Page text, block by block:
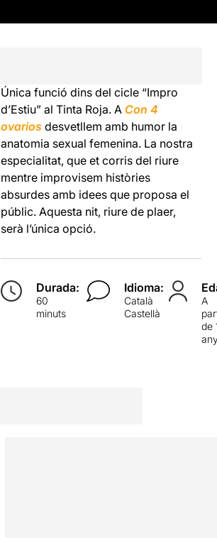
Única funció dins del cicle “Impro
d’Estiu” al Tinta Roja. A Con 4
ovarios desvetllem amb humor la
anatomia sexual femenina. La nostra
especialitat, que et corris del riure
mentre improvisem històries
absurdes amb idees que proposa el
públic. Aquesta nit, riure de plaer,
serà l’única opció.
Durada:
60
minuts
Idioma:
Català
Castellà
A
de